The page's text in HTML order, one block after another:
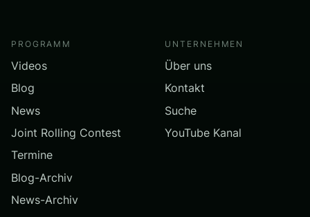
PROGRAMM
Videos
Blog
News
Joint Rolling Contest
Termine
Blog-Archiv
News-Archiv
UNTERNEHMEN
Über uns
Kontakt
Suche
YouTube Kanal